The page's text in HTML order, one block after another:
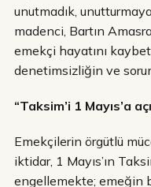
unutmadık,
madenci, Bartın
emekçi hayatını
denetimsizliğin ve
“Taksim’i 1 Mayıs’a
Emekçilerin örgütlü
iktidar, 1 Mayıs’ın
engellemekte; emeğin